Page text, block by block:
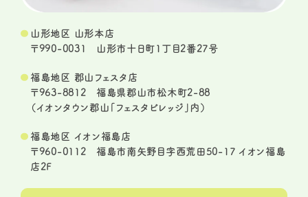
山形地区 山形本店
〒990-0031 山形市十日町1丁目2番27号
福島地区 郡山フェスタ店
〒963-8812 福島県郡山市松木町2-88
（イオンタウン郡山「フェスタビレッジ」内）
福島地区 イオン福島店
〒960-0112 福島市南矢野目字西荒田50-17 イオン福島
店2F